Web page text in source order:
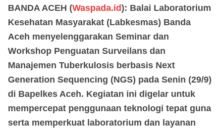
BANDA ACEH (Waspada.id): Balai Laboratorium
Kesehatan Masyarakat (Labkesmas) Banda
Aceh menyelenggarakan Seminar dan
Workshop Penguatan Surveilans dan
Manajemen Tuberkulosis berbasis Next
Generation Sequencing (NGS) pada Senin (29/9)
di Bapelkes Aceh. Kegiatan ini digelar untuk
mempercepat penggunaan teknologi tepat guna
serta memperkuat laboratorium dan layanan